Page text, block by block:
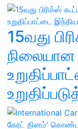
15வது